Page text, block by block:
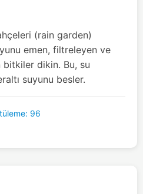
(rain garden)
emen, filtreleyen ve
dikin. Bu, su
suyunu besler.
96